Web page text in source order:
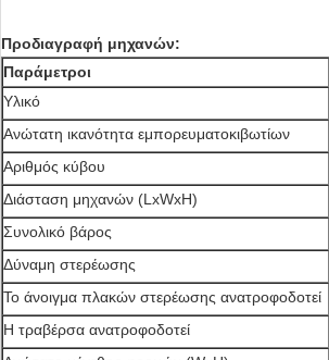
Προδιαγραφή μηχανών:
Παράμετροι
Υλικό
Ανώτατη ικανότητα εμπορευματοκιβωτίων
Αριθμός κύβου
Διάσταση μηχανών (LxWxH)
Συνολικό βάρος
Δύναμη στερέωσης
Το άνοιγμα πλακών στερέωσης ανατροφοδοτεί
Η τραβέρσα ανατροφοδοτεί